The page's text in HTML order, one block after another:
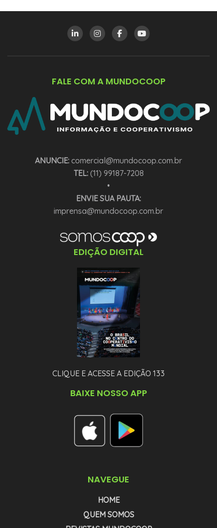
FALE COM A MUNDOCOOP
ANUNCIE: comercial@mundocoop.com.br
TEL:(11) 99187-7208
•
ENVIE SUA PAUTA:
imprensa@mundocoop.com.br
EDIÇÃO DIGITAL
CLIQUE E ACESSE A EDIÇÃO 133
BAIXE NOSSO APP
NAVEGUE
HOME
QUEM SOMOS